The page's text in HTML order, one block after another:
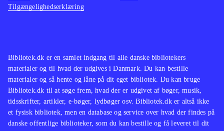
Bibliotek.dk er en samlet indgang til alle danske bibliotekers
materialer og til hvad der udgives i Danmark. Du kan bestille
materialer og så hente og låne på dit eget bibliotek. Du kan bruge
Bibliotek.dk til at søge frem, hvad der er udgivet af bøger, musik,
tidsskrifter, artikler, e-bøger, lydbøger osv. Bibliotek.dk er altså ikke
et fysisk bibliotek, men en database og service over hvad der findes på
danske offentlige biblioteker, som du kan bestille og få leveret til dit
Tilgængelighedserklæring